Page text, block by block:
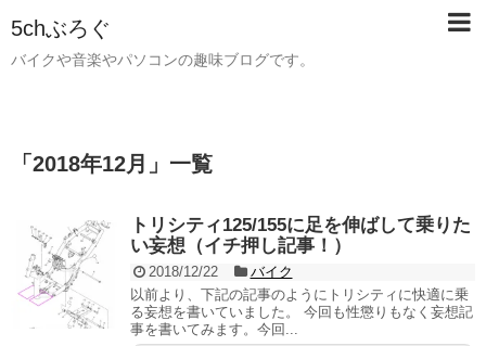
5chぶろぐ
バイクや音楽やパソコンの趣味ブログです。
「 2018年12月 」 一覧
トリシティ125/155に足を伸ばして乗りた
い妄想（イチ押し記事！）
2018/12/22
バイク
以前より、下記の記事のようにトリシティに快適に乗
る妄想を書いていました。 今回も性懲りもなく妄想記
事を書いてみます。今回...